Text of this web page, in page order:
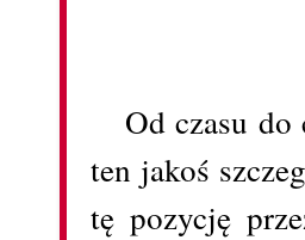
Od czasu do
ten jakoś
tę pozycję